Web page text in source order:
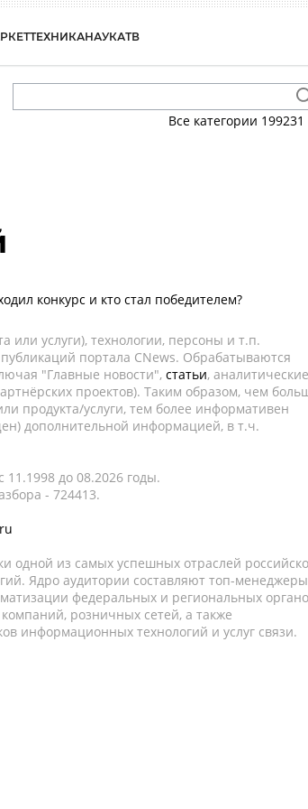
ТЕХНИКАНАУКАТВ
Все категории 199231
конкурс и кто стал победителем?
услуги), технологии, персоны и т.п.
портала CNews. Обрабатываются
"Главные новости", статьи, аналитические
проектов). Таким образом, чем
продукта/услуги, тем более информативен
дополнительной информацией, в т.ч.
до 08.2026 годы.
- 724413.
одной из самых успешных отраслей
Ядро аудитории составляют топ-
федеральных и региональных
розничных сетей, а также
информационных технологий и услуг связи.